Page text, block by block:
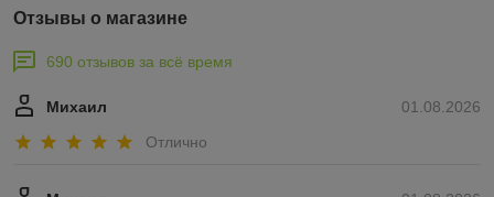
Отзывы о магазине
690 отзывов за всё время
01.08.2026
Михаил
Отлично